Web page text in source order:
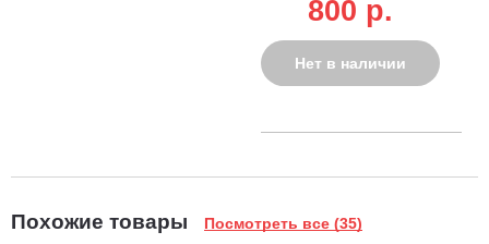
GP/GX/GXV/GC/GCV
(аналог Stihl
00014007002,
Honda 98079-
55846)
800 p.
Нет в наличии
Похожие товары Посмотреть все (35)